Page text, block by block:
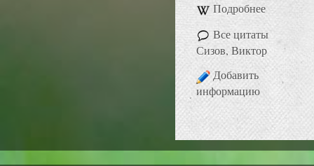
Подробнее
Все цитаты
Сизов, Виктор
Добавить
информацию